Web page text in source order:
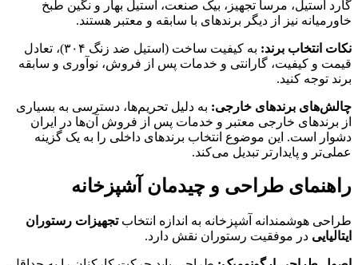
گارد استیل، مرسا تجهیز، بیک صنعت، استیل بهار و نگین طبخ
خاورمیانه نیز از دیگر برندهای با سابقه و معتبر هستند.
نکات انتخاب برند:
به کیفیت ساخت (استیل ضد زنگ ۳۰۴)، تعادل
قیمت و کیفیت، گارانتی و خدمات پس از فروش، نوآوری و سابقه
برند توجه کنید.
چالش‌های برندهای خارجی: به دلیل تحریم‌ها، دسترسی به بسیاری
از برندهای خارجی معتبر و خدمات پس از فروش آن‌ها در ایران
دشوار است. این موضوع انتخاب برندهای داخلی را به یک گزینه
عملی‌تر و پایدارتر تبدیل می‌کند.
راهنمای طراحی و چیدمان آشپزخانه
طراحی هوشمندانه آشپزخانه به اندازه انتخابتجهیزات رستوران
ایتالیایی در موفقیت رستوران نقش دارد.